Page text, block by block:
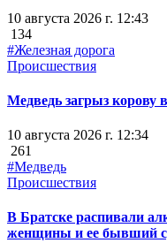
10 августа 2026 г. 12:43
134
#Железная дорога
Происшествия
Медведь загрыз корову
10 августа 2026 г. 12:34
261
#Медведь
Происшествия
В Братске распивали
женщины и ее бывший